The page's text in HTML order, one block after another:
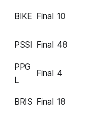
BIKE Final 10
PSSI Final 48
PPG
L
Final 4
BRIS Final 18